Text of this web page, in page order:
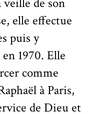
elle effectue
puis y
1970. Elle
comme
à Paris,
de Dieu et